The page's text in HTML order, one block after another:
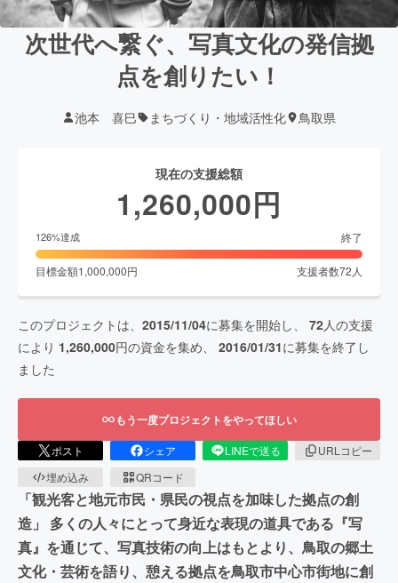
次世代へ繋ぐ、写真文化の発信拠
点を創りたい！
池本 喜巳 まちづくり・地域活性化 鳥取県
現在の支援総額
1,260,000円
126%達成 終了
目標金額1,000,000円 支援者数72 人
このプロジェクトは、 2015/11/04に募集を開始し、 72人の支援
により 1,260,000円の資金を集め、 2016/01/31に募集を終了し
ました
もう一度プロジェクトをやってほしい
ポスト シェア LINEで送る
URLコピー
埋め込み
QRコード
「観光客と地元市民・県民の視点を加味した拠点の創
造」 多くの人々にとって身近な表現の道具である『写
真』を通じて、写真技術の向上はもとより、鳥取の郷土
文化・芸術を語り、憩える拠点を鳥取市中心市街地に創